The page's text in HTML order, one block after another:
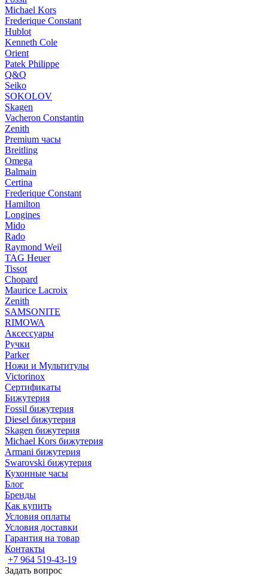
Michael Kors
Frederique Constant
Hublot
Kenneth Cole
Orient
Patek Philippe
Q&Q
Seiko
SOKOLOV
Skagen
Vacheron Constantin
Zenith
Premium часы
Breitling
Omega
Balmain
Certina
Frederique Constant
Hamilton
Longines
Mido
Rado
Raymond Weil
TAG Heuer
Tissot
Chopard
Maurice Lacroix
Zenith
SAMSONITE
RIMOWA
Аксессуары
Ручки
Parker
Ножи и Мультитулы
Victorinox
Сертификаты
Бижутерия
Fossil бижутерия
Diesel бижутерия
Skagen бижутерия
Michael Kors бижутерия
Armani бижутерия
Swarovski бижутерия
Кухонные часы
Блог
Бренды
Как купить
Условия оплаты
Условия доставки
Гарантия на товар
Контакты
+7 964 519-43-19
Задать вопрос